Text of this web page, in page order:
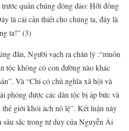
quần chúng đông đảo: Hỡi đồng
là cái cần thiết cho chúng ta, đây là
ta!” (3)
đắn, Người vạch ra chân lý :“muốn
tộc không có con đường nào khác
Và “Chỉ có chủ nghĩa xã hội và
phóng được các dân tộc bị áp bức và
giới khỏi ách nô lệ”. Kết luận này
sắc trong tư duy của Nguyễn Ái